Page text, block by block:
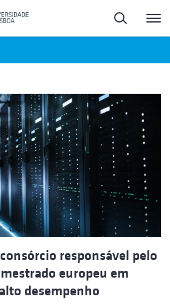
Pesquisa
responsável pelo
europeu em
desempenho